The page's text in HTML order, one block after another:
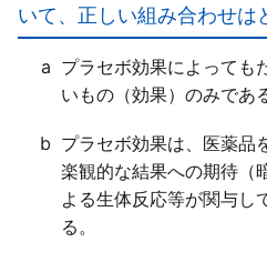
いて、正しい組み合わせは
a プラセボ効果によっても
いもの（効果）のみであ
b プラセボ効果は、医薬品
楽観的な結果への期待（
よる生体反応等が関与し
る。